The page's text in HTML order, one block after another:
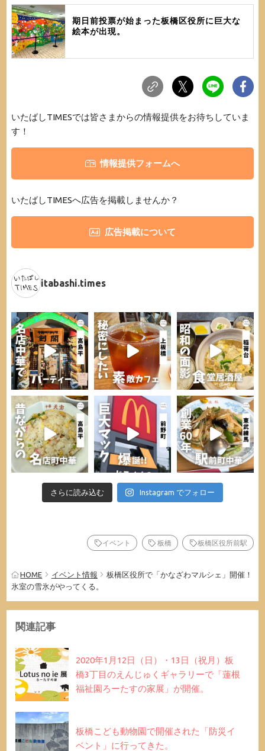
期日前投票が始まった板橋区役所に巨大な
絵本が出現。
いたばしTIMESでは皆さまからの情報提供をお待ちしていま
す！
情報提供フォームへ
いたばしTIMESへ広告を掲載しませんか？
広告掲載について
itabashi.times
さらに読み込む Instagram でフォロー
イベント 板橋 板橋区役所前駅
HOME イベント情報
板橋区役所で「かなざわマルシェ」開催！
氷室の雪氷がやってくる。
関連記事
2020年1月12日（日）・13日（祝月）板
橋3丁目のえんじゅくギャラリーで「蓮根
福祉園ろーたすの家展」が開催。
板橋こども動物園で開催された「防災イ
ベント」に行ってきた。